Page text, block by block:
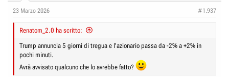
i
n
e
s
23 Marzo 2026 #1.937
Renatom_2.0 ha scritto:
Trump annuncia 5 giorni di tregua e l'azionario passa da -2% a +2% in
pochi minuti.
Avrà avvisato qualcuno che lo avrebbe fatto?